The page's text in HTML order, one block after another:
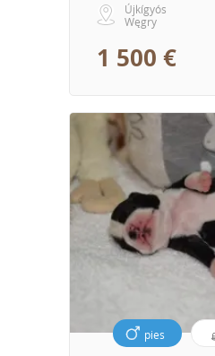
Újkígyós
Węgry
1 500 €
pies